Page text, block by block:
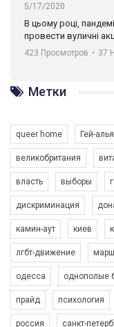
5/17/2020
В цьому році,
провести вуличні
навіть коли ми у
разом. Ми
солідарності,
ГАУ є в 16 областях
Разом наш голос
423 Просмотров • 37
6/30/2017
Емоційний та
представляє
насильству проти
1.9K Просмотров •
Метки
queer home Гей-
великобритания
власть выборы
дискриминация
камин-аут киев
лгбт-движение
одесса однополые
прайд психология
россия санкт-